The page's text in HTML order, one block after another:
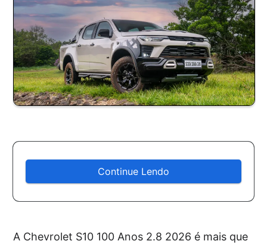
Continue Lendo
A Chevrolet S10 100 Anos 2.8 2026 é mais que